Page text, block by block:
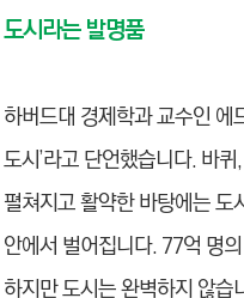
도시라는 발명품
하버드대 경제학과 교수인 에
도시’라고 단언했습니다. 바
펼쳐지고 활약한 바탕에는 도
안에서 벌어집니다. 77억 명
하지만 도시는 완벽하지 않습